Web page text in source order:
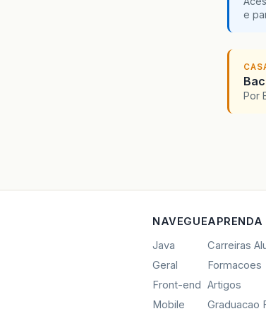
e
Por
NAVEGUE
Java
Geral
Front-end
Mobile
APRENDA
Carreiras
Formacoes
Artigos
Graduacao